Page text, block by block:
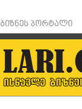
ბიზნეს პორტალი